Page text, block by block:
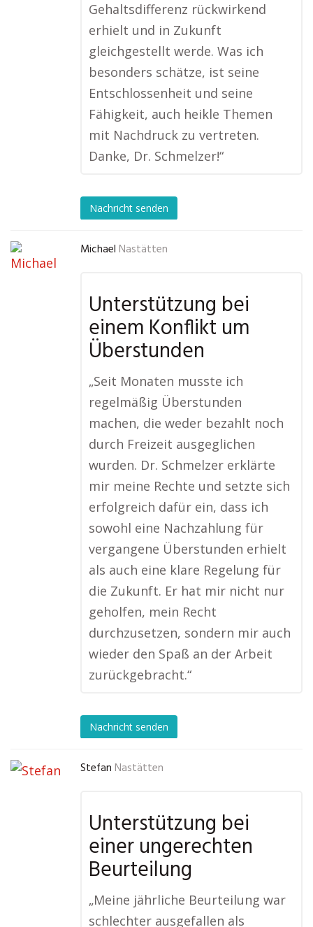
Gehaltsdifferenz rückwirkend
erhielt und in Zukunft
gleichgestellt werde. Was ich
besonders schätze, ist seine
Entschlossenheit und seine
Fähigkeit, auch heikle Themen
mit Nachdruck zu vertreten.
Danke, Dr. Schmelzer!“
Nachricht senden
Michael Nastätten
Unterstützung bei
einem Konflikt um
Überstunden
„Seit Monaten musste ich
regelmäßig Überstunden
machen, die weder bezahlt noch
durch Freizeit ausgeglichen
wurden. Dr. Schmelzer erklärte
mir meine Rechte und setzte sich
erfolgreich dafür ein, dass ich
sowohl eine Nachzahlung für
vergangene Überstunden erhielt
als auch eine klare Regelung für
die Zukunft. Er hat mir nicht nur
geholfen, mein Recht
durchzusetzen, sondern mir auch
wieder den Spaß an der Arbeit
zurückgebracht.“
Nachricht senden
Stefan Nastätten
Unterstützung bei
einer ungerechten
Beurteilung
„Meine jährliche Beurteilung war
schlechter ausgefallen als